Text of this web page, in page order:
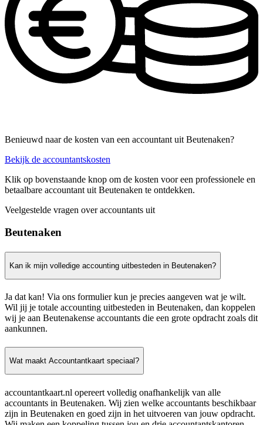
Benieuwd naar de kosten van een accountant uit Beutenaken?
Bekijk de accountantskosten
Klik op bovenstaande knop om de kosten voor een professionele en
betaalbare accountant uit Beutenaken te ontdekken.
Veelgestelde vragen over accountants uit
Beutenaken
Kan ik mijn volledige accounting uitbesteden in Beutenaken?
Ja dat kan! Via ons formulier kun je precies aangeven wat je wilt.
Wil jij je totale accounting uitbesteden in Beutenaken, dan koppelen
wij je aan Beutenakense accountants die een grote opdracht zoals dit
aankunnen.
Wat maakt Accountantkaart speciaal?
accountantkaart.nl opereert volledig onafhankelijk van alle
accountants in Beutenaken. Wij zien welke accountants beschikbaar
zijn in Beutenaken en goed zijn in het uitvoeren van jouw opdracht.